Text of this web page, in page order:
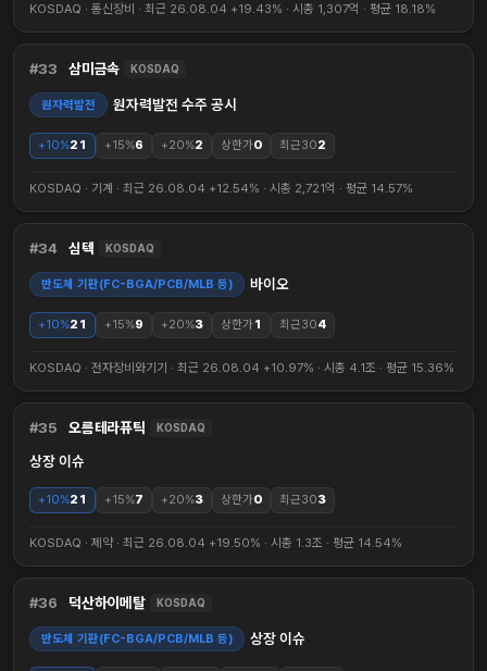
KOSDAQ · 통신장비 · 최근 26.08.04 +19.43% · 시총 1,307억 · 평균 18.18%
33 삼미금속 KOSDAQ
원자력발전 원자력발전 수주 공시
+10%21 +15%6 +20%2 상한가0 최근302
KOSDAQ · 기계 · 최근 26.08.04 +12.54% · 시총 2,721억 · 평균 14.57%
34 심텍 KOSDAQ
반도체 기판(FC-BGA/PCB/MLB 등) 바이오
+10%21 +15%9 +20%3 상한가1 최근304
KOSDAQ · 전자장비와기기 · 최근 26.08.04 +10.97% · 시총 4.1조 · 평균 15.36%
35 오름테라퓨틱 KOSDAQ
상장 이슈
+10%21 +15%7 +20%3 상한가0 최근303
KOSDAQ · 제약 · 최근 26.08.04 +19.50% · 시총 1.3조 · 평균 14.54%
36 덕산하이메탈 KOSDAQ
반도체 기판(FC-BGA/PCB/MLB 등) 상장 이슈